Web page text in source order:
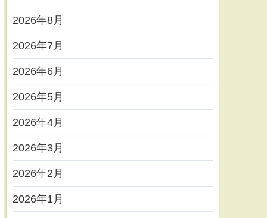
2026年8月
2026年7月
2026年6月
2026年5月
2026年4月
2026年3月
2026年2月
2026年1月